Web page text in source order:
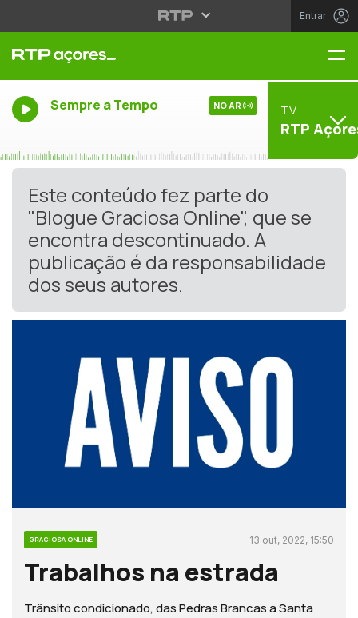
Entrar
Sempre a Tempo NO AR TV
RTP
Este conteúdo fez parte do
"Blogue Graciosa Online", que se
encontra descontinuado. A
publicação é da responsabilidade
dos seus autores.
GRACIOSA ONLINE 13 out, 2022, 15:50
Trabalhos na estrada
Trânsito condicionado, das Pedras Brancas a Santa